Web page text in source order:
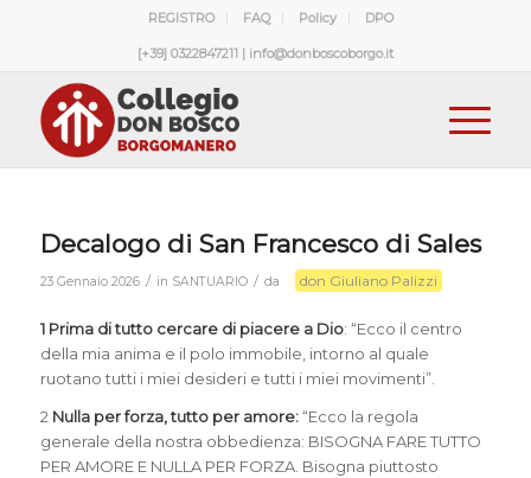
REGISTRO FAQ Policy DPO
[+39] 0322847211 | info@donboscoborgo.it
Decalogo di San Francesco di Sales
23 Gennaio 2026 / in SANTUARIO / da don Giuliano Palizzi
1 Prima di tutto cercare di piacere a Dio: “Ecco il centro
della mia anima e il polo immobile, intorno al quale
ruotano tutti i miei desideri e tutti i miei movimenti”.
2 Nulla per forza, tutto per amore:“Ecco la regola
generale della nostra obbedienza: BISOGNA FARE TUTTO
PER AMORE E NULLA PER FORZA. Bisogna piuttosto